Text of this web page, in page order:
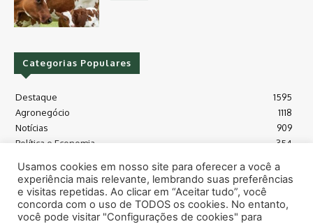
Categorias Populares
Destaque
1595
Agronegócio
1118
Notícias
909
Política e Economia
354
Máquinas e Tecnologia
128
Grãos - soja e milho
Meio Ambiente
115
Usamos cookies em nosso site para oferecer a você a
experiência mais relevante, lembrando suas preferências
e visitas repetidas. Ao clicar em “Aceitar tudo”, você
concorda com o uso de TODOS os cookies. No entanto,
você pode visitar "Configurações de cookies" para